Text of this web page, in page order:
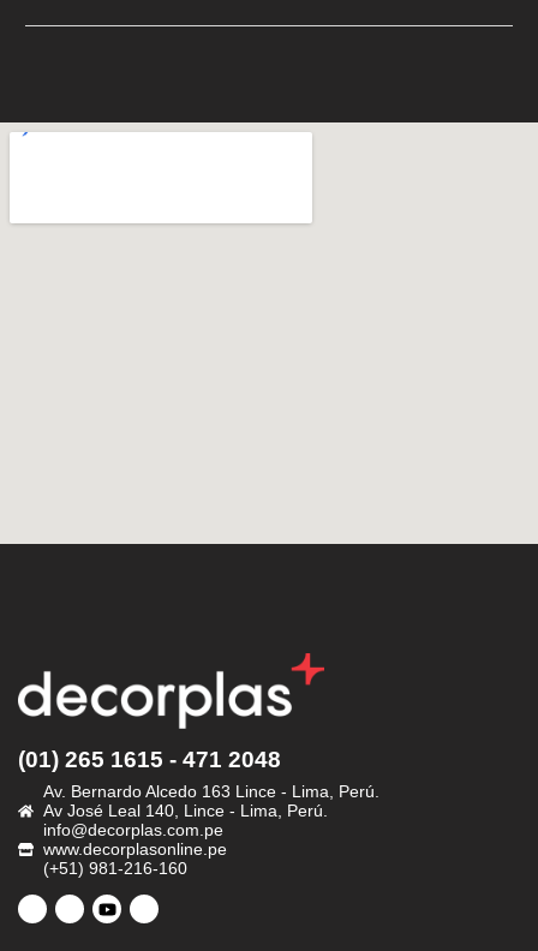
(01) 265 1615 - 471 2048
Av. Bernardo Alcedo 163 Lince - Lima, Perú.
Av José Leal 140, Lince - Lima, Perú.
info@decorplas.com.pe
www.decorplasonline.pe
(+51) 981-216-160